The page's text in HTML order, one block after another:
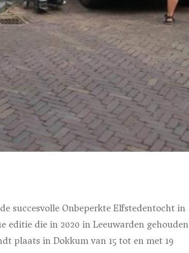
succesvolle Onbeperkte Elfstedentocht in
editie die in 2020 in Leeuwarden gehouden
plaats in Dokkum van 15 tot en met 19